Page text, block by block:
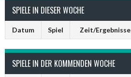
SPIELE IN DIESER WOCHE
Datum Spiel Zeit/Ergebnisse
SPIELE IN DER KOMMENDEN WOCHE